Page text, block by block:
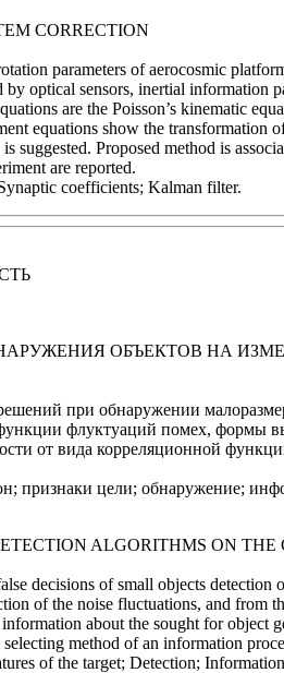
CORRECTION
parameters of aerocosmic
optical sensors, inertial information
are the Poisson’s kinematic
equations show the
Proposed method is
are reported.
coefficients; Kalman filter.
ОБЪЕКТОВ НА
при обнаружении
флуктуаций помех, формы
от вида корреляционной
признаки цели; обнаружение;
ALGORITHMS ON
decisions of small objects
of the noise fluctuations, and from
about the sought for object
method of an information
of the target; Detection;